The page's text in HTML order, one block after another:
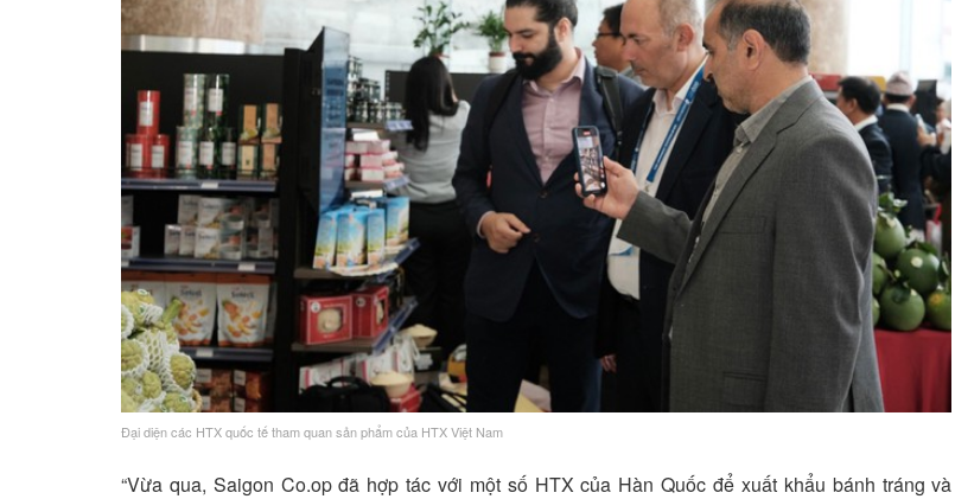
Đại diện các HTX quốc tế tham quan sản phẩm của HTX Việt Nam
“Vừa qua, Saigon Co.op đã hợp tác với một số HTX của Hàn Quốc để xuất khẩu bánh tráng và